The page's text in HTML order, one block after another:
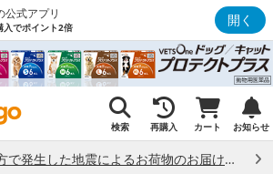
公式アプリ
入でポイント2倍 開く
検索 再購入 カート お知らせ
熊本県熊本地方で発生した地震によるお荷物のお届け状況について （7/28）